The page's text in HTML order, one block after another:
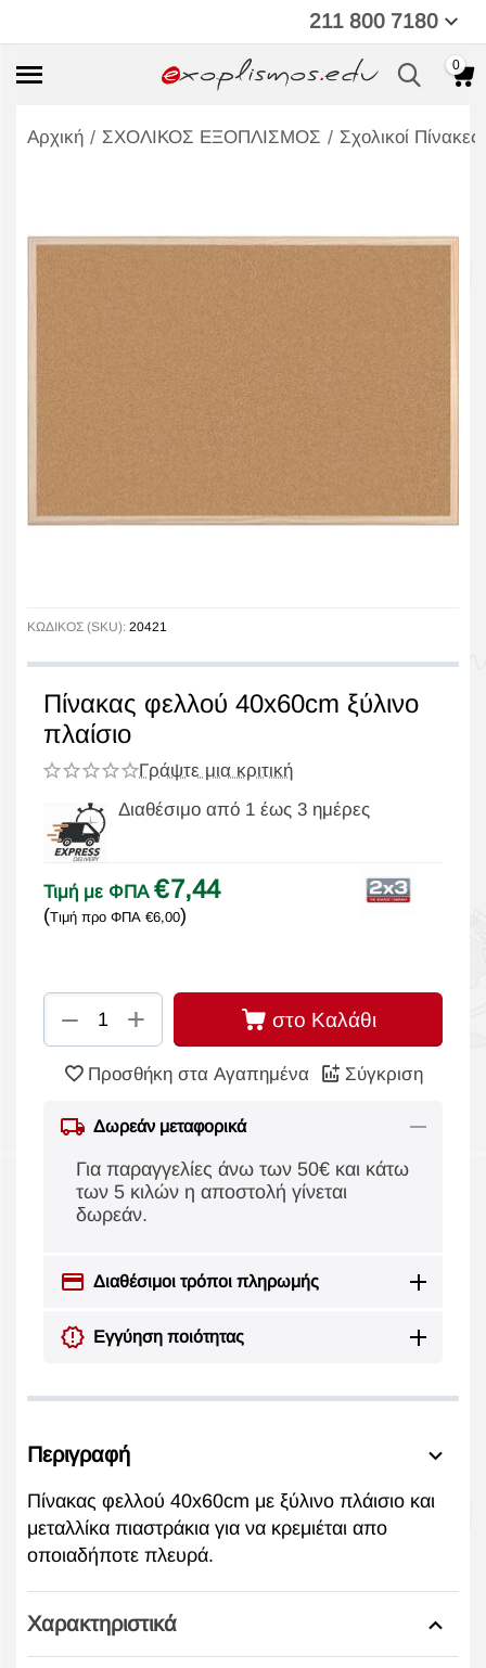
211 800 7180
0
Αρχική / ΣΧΟΛΙΚΟΣ ΕΞΟΠΛΙΣΜΟΣ / Σχολικοί Πίνακες
ΚΩΔΙΚΟΣ (SKU): 20421
Πίνακας φελλού 40x60cm ξύλινο
πλαίσιο
Γράψτε μια κριτική
Διαθέσιμο από 1 έως 3 ημέρες
Τιμή με ΦΠΑ €7,44
(Τιμή προ ΦΠΑ €6,00)
+
− στο Καλάθι
Προσθήκη στα Αγαπημένα Σύγκριση
Δωρεάν μεταφορικά
Για παραγγελίες άνω των 50€ και κάτω
των 5 κιλών η αποστολή γίνεται
δωρεάν.
Διαθέσιμοι τρόποι πληρωμής
Εγγύηση ποιότητας
Περιγραφή
Πίνακας φελλού 40x60cm με ξύλινο πλάισιο και
μεταλλίκα πιαστράκια για να κρεμιέται απο
οποιαδήποτε πλευρά.
Χαρακτηριστικά